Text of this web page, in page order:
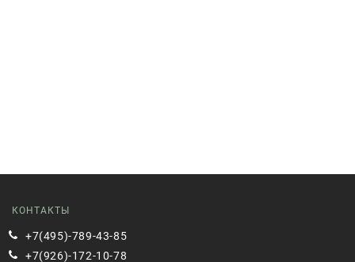
КОНТАКТЫ
+7(495)-789-43-85
+7(926)-172-10-78